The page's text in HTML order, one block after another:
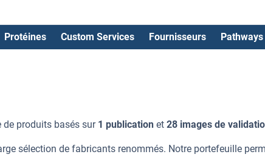
Protéines Custom Services Fournisseurs Pathways
de produits basés sur 1 publication et 28 images de
sélection de fabricants renommés. Notre portefeuille